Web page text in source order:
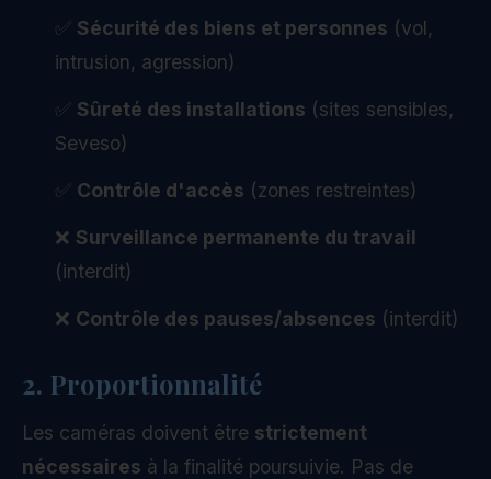
✅ Sécurité des biens et personnes (vol,
intrusion, agression)
✅ Sûreté des installations (sites sensibles,
Seveso)
✅ Contrôle d'accès (zones restreintes)
❌ Surveillance permanente du travail
(interdit)
❌ Contrôle des pauses/absences (interdit)
2. Proportionnalité
Les caméras doivent être strictement
nécessaires à la finalité poursuivie. Pas de